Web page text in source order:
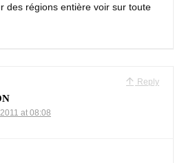
des régions entière voir sur toute
Reply
at 08:08